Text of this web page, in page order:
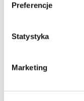
Preferencje
Statystyka
Marketing